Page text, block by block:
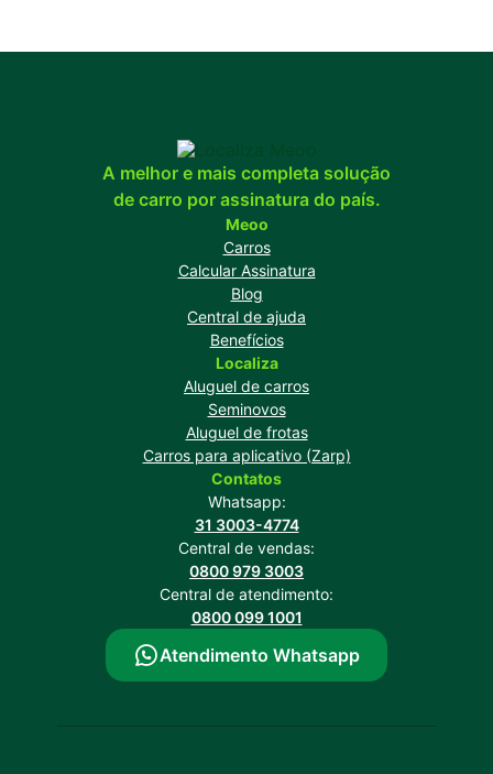
A melhor e mais completa solução
de carro por assinatura do país.
Meoo
Carros
Calcular Assinatura
Blog
Central de ajuda
Benefícios
Localiza
Aluguel de carros
Seminovos
Aluguel de frotas
Carros para aplicativo (Zarp)
Contatos
Atendimento Whatsapp
Whatsapp:
31 3003-4774
Central de vendas:
0800 979 3003
Central de atendimento:
0800 099 1001